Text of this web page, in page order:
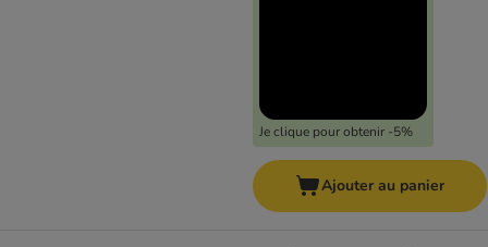
Je clique pour obtenir -5%
Ajouter au panier